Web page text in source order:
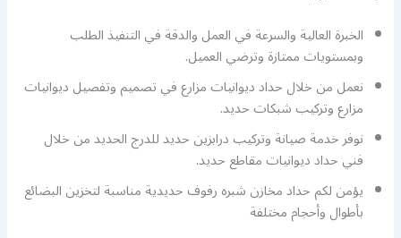
الخبرة العالية والسرعة في العمل والدقة في التنفيذ الطلب
وبمستويات ممتازة وترضي العميل.
نعمل من خلال حداد ديوانيات مزارع في تصميم وتفصيل ديوانيات
مزارع وتركيب شبكات حديد.
نوفر خدمة صيانة وتركيب درابزين حديد للدرج الحديد من خلال
فني حداد ديوانيات مقاطع حديد.
يؤمن لكم حداد مخازن شبره رفوف حديدية مناسبة لتخزين البضائع
بأطوال وأحجام مختلفة